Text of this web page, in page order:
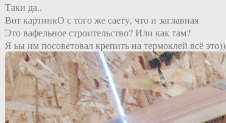
Таки да..
Вот картинкО с того же саету, что и заглавная
Это вафельное строительство? Или как там?
Я ьы им посоветовал крепить на термоклей всё это))